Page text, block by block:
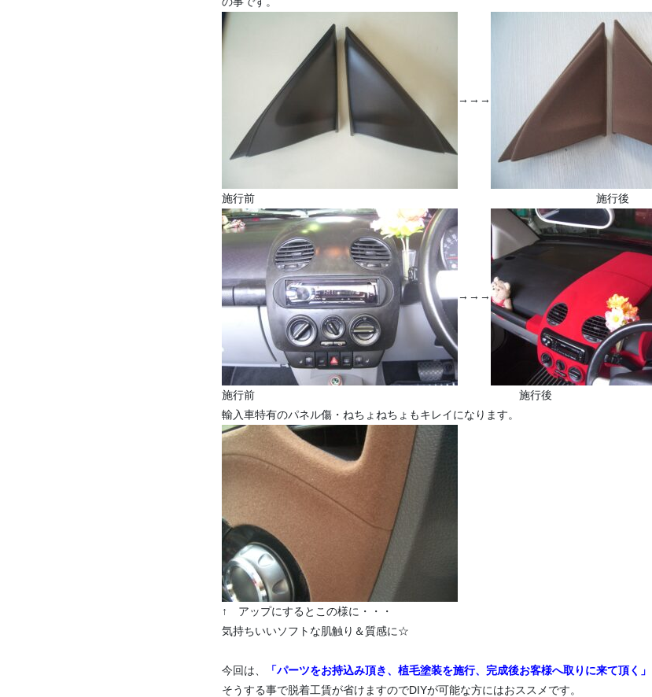
→→→
施行前 施行後
→→→
施行前 施行後
輸入車特有のパネル傷・ねちょねちょもキレイになります。
↑ アップにするとこの様に・・・
気持ちいいソフトな肌触り＆質感に☆
今回は、 「パーツをお持込み頂き、植毛塗装を施行、完成後お客様へ取りに来て頂く」
そうする事で脱着工賃が省けますのでDIYが可能な方にはおススメです。